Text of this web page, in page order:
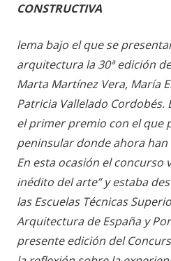
CONSTRUCTIVA
lema bajo el que se
arquitectura la 30ª edición
Marta Martínez Vera, María
Patricia Vallelado Cordobés.
el primer premio con el que
peninsular donde ahora han
En esta ocasión el concurso
inédito del arte” y estaba
las Escuelas Técnicas
Arquitectura de España y
presente edición del